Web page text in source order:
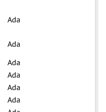
Ada
Ada
Ada
Ada
Ada
Ada